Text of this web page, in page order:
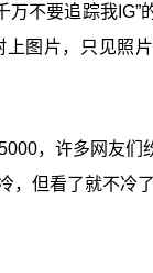
万不要追踪我 IG”
上图片，只见照
，许多网友们
，但看了就不冷